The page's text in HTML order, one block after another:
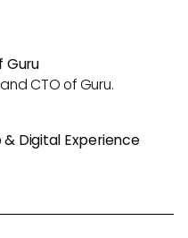
Guru
CTO of Guru.
Digital Experience